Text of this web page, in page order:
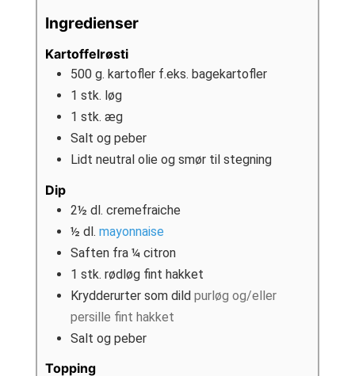
Ingredienser
Kartoffelrøsti
500 g. kartofler f.eks. bagekartofler
1 stk. løg
1 stk. æg
Salt og peber
Lidt neutral olie og smør til stegning
Dip
2½ dl. cremefraiche
½ dl. mayonnaise
Saften fra ¼ citron
1 stk. rødløg fint hakket
Krydderurter som dild purløg og/eller
persille fint hakket
Salt og peber
Topping